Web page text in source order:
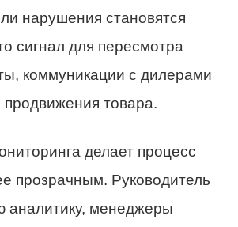
нарушения становятся
сигнал для пересмотра
коммуникации с дилерами
продвижения товара.
делает процесс
прозрачным. Руководитель
аналитику, менеджеры